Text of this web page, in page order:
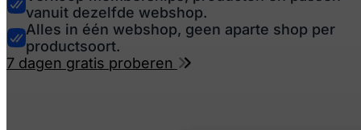
vanuit dezelfde webshop.
Alles in één webshop, geen aparte shop per
productsoort.
7 dagen gratis proberen